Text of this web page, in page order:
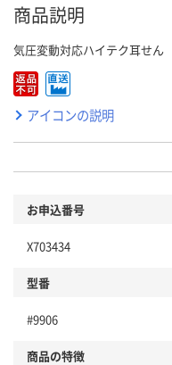
商品説明
気圧変動対応ハイテク耳せん
アイコンの説明
お申込番号
X703434
型番
#9906
商品の特徴